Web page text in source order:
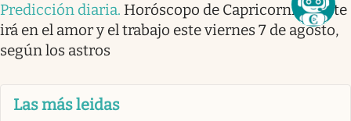
Predicción diaria. Horóscopo de Capricornio: así te
irá en el amor y el trabajo este viernes 7 de agosto,
según los astros
Las más leidas